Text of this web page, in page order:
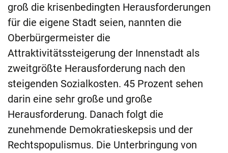
groß die krisenbedingten Herausforderungen
für die eigene Stadt seien, nannten die
Oberbürgermeister die
Attraktivitätssteigerung der Innenstadt als
zweitgrößte Herausforderung nach den
steigenden Sozialkosten. 45 Prozent sehen
darin eine sehr große und große
Herausforderung. Danach folgt die
zunehmende Demokratieskepsis und der
Rechtspopulismus. Die Unterbringung von